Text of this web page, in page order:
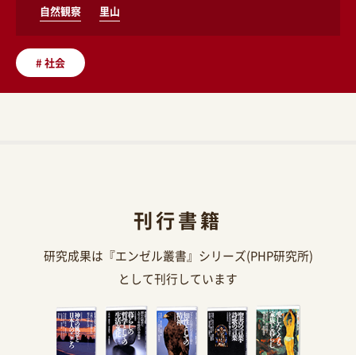
自然観察 里山
#社会
刊行書籍
研究成果は『エンゼル叢書』シリーズ(PHP研究所)
として刊行しています